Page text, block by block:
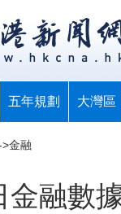
五年規劃 大灣區
金融
金融數